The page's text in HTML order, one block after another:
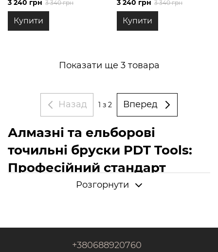
3 240 грн 3 340 грн
Купити
3 240 грн 3 340 грн
Купити
Показати ще 3 товара
Назад 1 з 2 Вперед
Алмазні та ельборові
точильні бруски PDT Tools:
Професійний стандарт
точність, швидкість роботи та довговічність.
Розгорнути
+380688920760